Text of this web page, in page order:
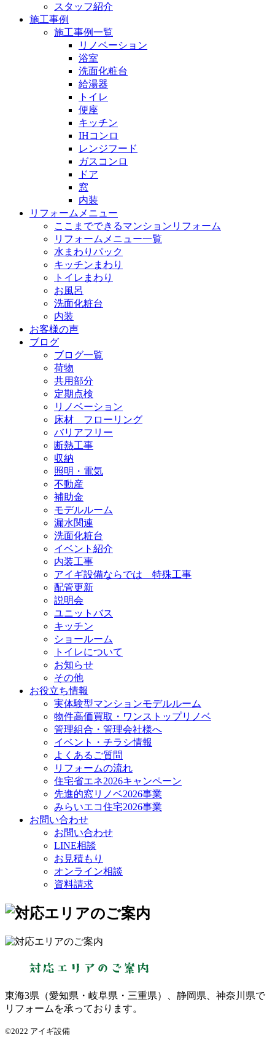
スタッフ紹介
施工事例
施工事例一覧
リノベーション
浴室
洗面化粧台
給湯器
トイレ
便座
キッチン
IHコンロ
レンジフード
ガスコンロ
ドア
窓
内装
リフォームメニュー
ここまでできるマンションリフォーム
リフォームメニュー一覧
水まわりパック
キッチンまわり
トイレまわり
お風呂
洗面化粧台
内装
お客様の声
ブログ
ブログ一覧
荷物
共用部分
定期点検
リノベーション
床材 フローリング
バリアフリー
断熱工事
収納
照明・電気
不動産
補助金
モデルルーム
漏水関連
洗面化粧台
イベント紹介
内装工事
アイギ設備ならでは 特殊工事
配管更新
説明会
ユニットバス
キッチン
ショールーム
トイレについて
お知らせ
その他
お役立ち情報
実体験型マンションモデルルーム
物件高価買取・ワンストップリノベ
管理組合・管理会社様へ
イベント・チラシ情報
よくあるご質問
リフォームの流れ
住宅省エネ2026キャンペーン
先進的窓リノベ2026事業
みらいエコ住宅2026事業
お問い合わせ
お問い合わせ
LINE相談
お見積もり
オンライン相談
資料請求
東海3県（愛知県・岐阜県・三重県）、静岡県、神奈川県で
リフォームを承っております。
©2022 アイギ設備